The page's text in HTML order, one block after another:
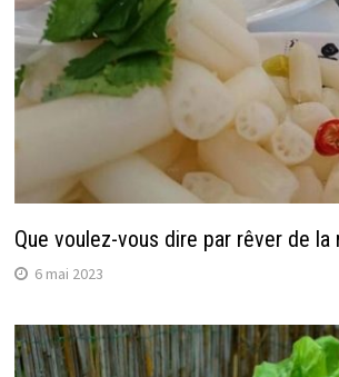
Que voulez-vous dire par rêver de la
6 mai 2023